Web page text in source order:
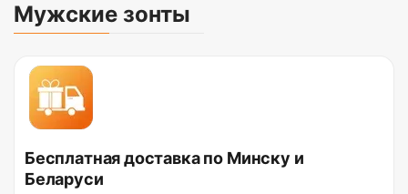
Мужские зонты
Бесплатная доставка по Минску и
Беларуси